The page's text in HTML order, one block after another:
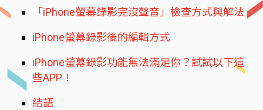
「iPhone螢幕錄影完沒聲音」檢查方式與解法
iPhone螢幕錄影後的編輯方式
iPhone螢幕錄影功能無法滿足你？試試以下這
些APP！
結語